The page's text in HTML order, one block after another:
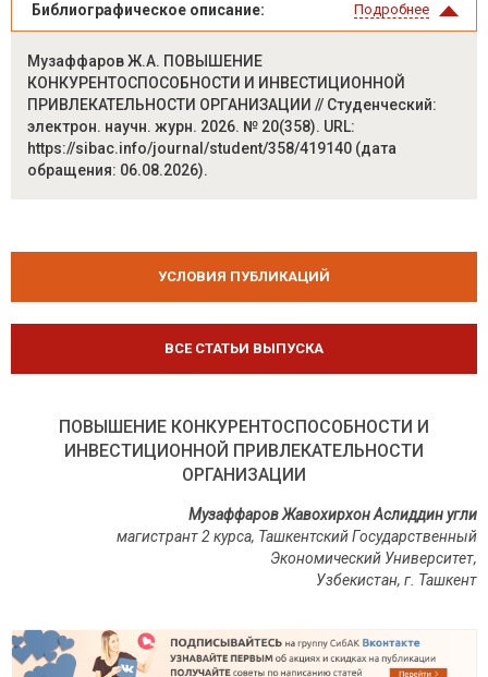
Библиографическое описание: Подробнее
Музаффаров Ж.А. ПОВЫШЕНИЕ
КОНКУРЕНТОСПОСОБНОСТИ И ИНВЕСТИЦИОННОЙ
ПРИВЛЕКАТЕЛЬНОСТИ ОРГАНИЗАЦИИ // Студенческий:
электрон. научн. журн. 2026. № 20(358). URL:
https://sibac.info/journal/student/358/419140 (дата
обращения: 06.08.2026).
УСЛОВИЯ ПУБЛИКАЦИЙ
ВСЕ СТАТЬИ ВЫПУСКА
ПОВЫШЕНИЕ КОНКУРЕНТОСПОСОБНОСТИ И
ИНВЕСТИЦИОННОЙ ПРИВЛЕКАТЕЛЬНОСТИ
ОРГАНИЗАЦИИ
Музаффаров Жавохирхон Аслиддин угли
магистрант 2 курса, Ташкентский Государственный
Экономический Университет,
Узбекистан, г. Ташкент